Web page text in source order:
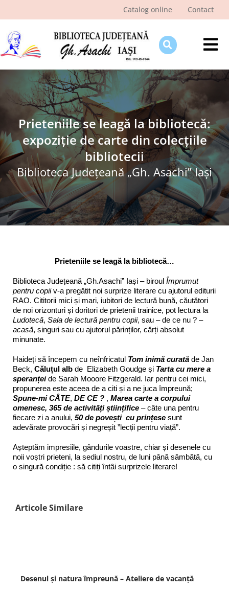
Catalog online Contact
Despre bibliotecă
Pagina cititorului
Ştiri şi evenimente
Programe şi proiecte
Interes public
Prieteniile se leagă la bibliotecă:
expoziție de carte din colecțiile
bibliotecii
Biblioteca Judeţeană „Gh. Asachi” Iaşi
Prieteniile se leagă la bibliotecă…
Biblioteca Județeană „Gh.Asachi” Iași – biroul Împrumut
pentru copiiv-a pregătit noi surprize literare cu ajutorul editurii
RAO. Cititorii mici și mari, iubitori de lectură bună, căutători
de noi orizonturi și doritori de prietenii trainice, pot lectura la
Ludotecă, Sala de lectură pentru copii, sau – de ce nu ? –
acasă, singuri sau cu ajutorul părinților, cărți absolut
minunate.
Haideți să începem cu neînfricatul Tom inimă curată de Jan
Beck, Căluțul alb de Elizabeth Goudge și Tarta cu mere a
speranțeide Sarah Mooore Fitzgerald. Iar pentru cei mici,
propunerea este aceea de a citi și a ne juca împreună;
Spune-mi CÂTE, DE CE ? , Marea carte a corpului
omenesc, 365de activități științifice – câte una pentru
fiecare zi a anului, 50de povești cu prințese sunt
adevărate provocări și negreșit ”lecții pentru viață”.
Așteptăm impresiile, gândurile voastre, chiar și desenele cu
noii voștri prieteni, la sediul nostru, de luni până sâmbătă, cu
o singură condiție : să citiți întâi surprizele literare!
Articole Similare
Desenul și natura împreună – Ateliere de vacanță